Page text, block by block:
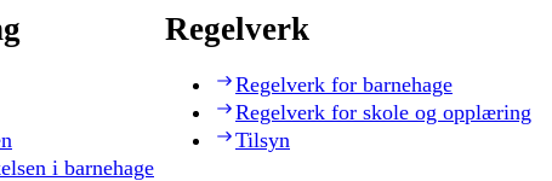
i barnehage
Regelverk
Regelverk for barnehage
Regelverk for skole og opplæring
Tilsyn